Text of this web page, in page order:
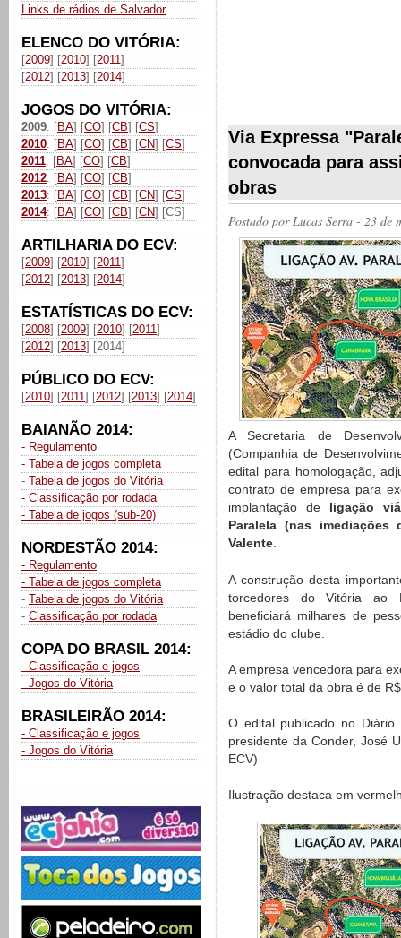
Links de rádios de Salvador
ELENCO DO VITÓRIA:
[2009] [2010] [2011]
[2012] [2013] [2014]
JOGOS DO VITÓRIA:
2009: [BA] [CO] [CB] [CS]
2010: [BA] [CO] [CB] [CN] [CS]
2011: [BA] [CO] [CB]
2012: [BA] [CO] [CB]
2013: [BA] [CO] [CB] [CN] [CS]
2014: [BA] [CO] [CB] [CN] [CS]
ARTILHARIA DO ECV:
[2009] [2010] [2011]
[2012] [2013] [2014]
ESTATÍSTICAS DO ECV:
[2008] [2009] [2010] [2011]
[2012] [2013] [2014]
PÚBLICO DO ECV:
[2010] [2011] [2012] [2013] [2014]
BAIANÃO 2014:
- Regulamento
- Tabela de jogos completa
- Tabela de jogos do Vitória
- Classificação por rodada
- Tabela de jogos (sub-20)
NORDESTÃO 2014:
- Regulamento
- Tabela de jogos completa
- Tabela de jogos do Vitória
- Classificação por rodada
COPA DO BRASIL 2014:
- Classificação e jogos
- Jogos do Vitória
BRASILEIRÃO 2014:
- Classificação e jogos
- Jogos do Vitória
Via Expressa
convocada para
obras
Postado porLucas Serra - 23 de
A Secretaria de
(Companhia de
edital para homologação,
contrato de empresa para
implantação de ligação
Paralela (nas
Valente.
A construção desta
torcedores do Vitória ao
beneficiará milhares de
estádio do clube.
A empresa vencedora para
e o valor total da obra é de
O edital publicado no
presidente da Conder, José
ECV)
Ilustração destaca em